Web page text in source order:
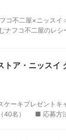
コ不二屋×ニッス
ナフコ不二屋のレ
トア・ニッスイ
ケーキプレゼント
40名） ■ 応募方